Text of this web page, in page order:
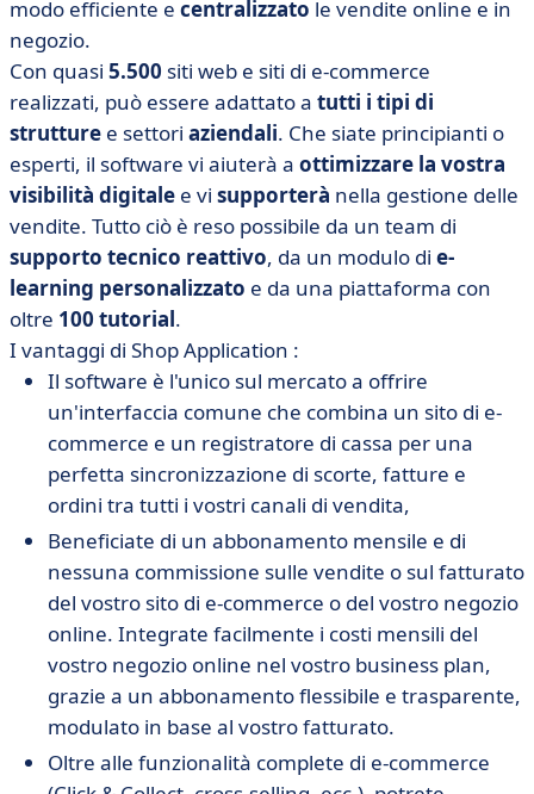
modo efficiente e centralizzato le vendite online e in
negozio.
Con quasi 5.500 siti web e siti di e-commerce
realizzati, può essere adattato a tutti i tipi di
strutture e settori aziendali. Che siate principianti o
esperti, il software vi aiuterà a ottimizzare la vostra
visibilità digitale e vi supporterà nella gestione delle
vendite. Tutto ciò è reso possibile da un team di
supporto tecnico reattivo, da un modulo di e-
learning personalizzato e da una piattaforma con
oltre 100 tutorial.
I vantaggi di Shop Application :
Il software è l'unico sul mercato a offrire
un'interfaccia comune che combina un sito di e-
commerce e un registratore di cassa per una
perfetta sincronizzazione di scorte, fatture e
ordini tra tutti i vostri canali di vendita,
Beneficiate di un abbonamento mensile e di
nessuna commissione sulle vendite o sul fatturato
del vostro sito di e-commerce o del vostro negozio
online. Integrate facilmente i costi mensili del
vostro negozio online nel vostro business plan,
grazie a un abbonamento flessibile e trasparente,
modulato in base al vostro fatturato.
Oltre alle funzionalità complete di e-commerce